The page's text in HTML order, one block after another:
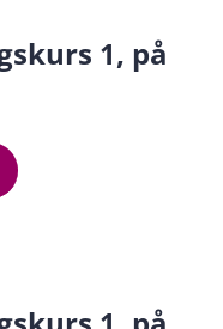
1, på